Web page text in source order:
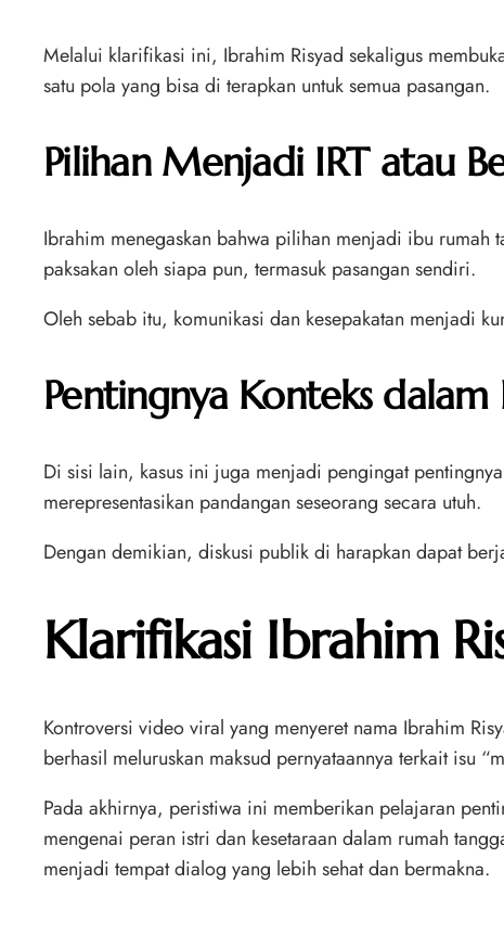
Melalui klarifikasi ini, Ibrahim Risyad sekaligus
satu pola yang bisa di terapkan untuk semua pasangan.
Pilihan Menjadi IRT atau
Ibrahim menegaskan bahwa pilihan menjadi ibu rumah
paksakan oleh siapa pun, termasuk pasangan sendiri.
Oleh sebab itu, komunikasi dan kesepakatan menjadi
Pentingnya Konteks dalam
Di sisi lain, kasus ini juga menjadi pengingat
merepresentasikan pandangan seseorang secara utuh.
Dengan demikian, diskusi publik di harapkan dapat
Klarifikasi Ibrahim
Kontroversi video viral yang menyeret nama Ibrahim
berhasil meluruskan maksud pernyataannya terkait isu
Pada akhirnya, peristiwa ini memberikan pelajaran
mengenai peran istri dan kesetaraan dalam rumah
menjadi tempat dialog yang lebih sehat dan bermakna.